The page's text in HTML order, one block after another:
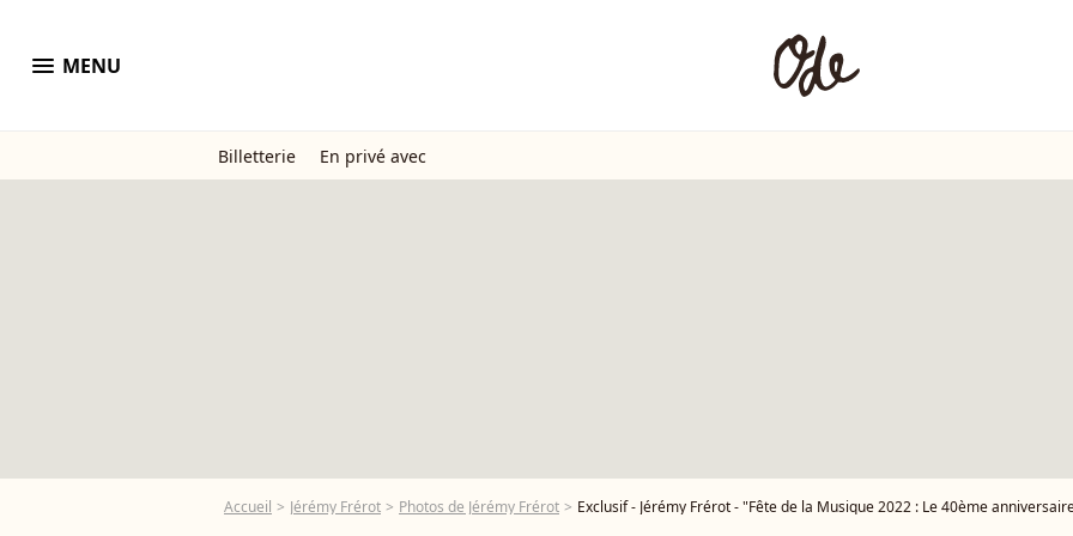
menu MENU
Billetterie En privé avec
Accueil Jérémy Frérot Photos de Jérémy Frérot Exclusif - Jérémy Frérot - "Fête de la Musique 2022 : Le 40ème anniversaire - Grand Concert France Télévisions" sur l'Esplanade de